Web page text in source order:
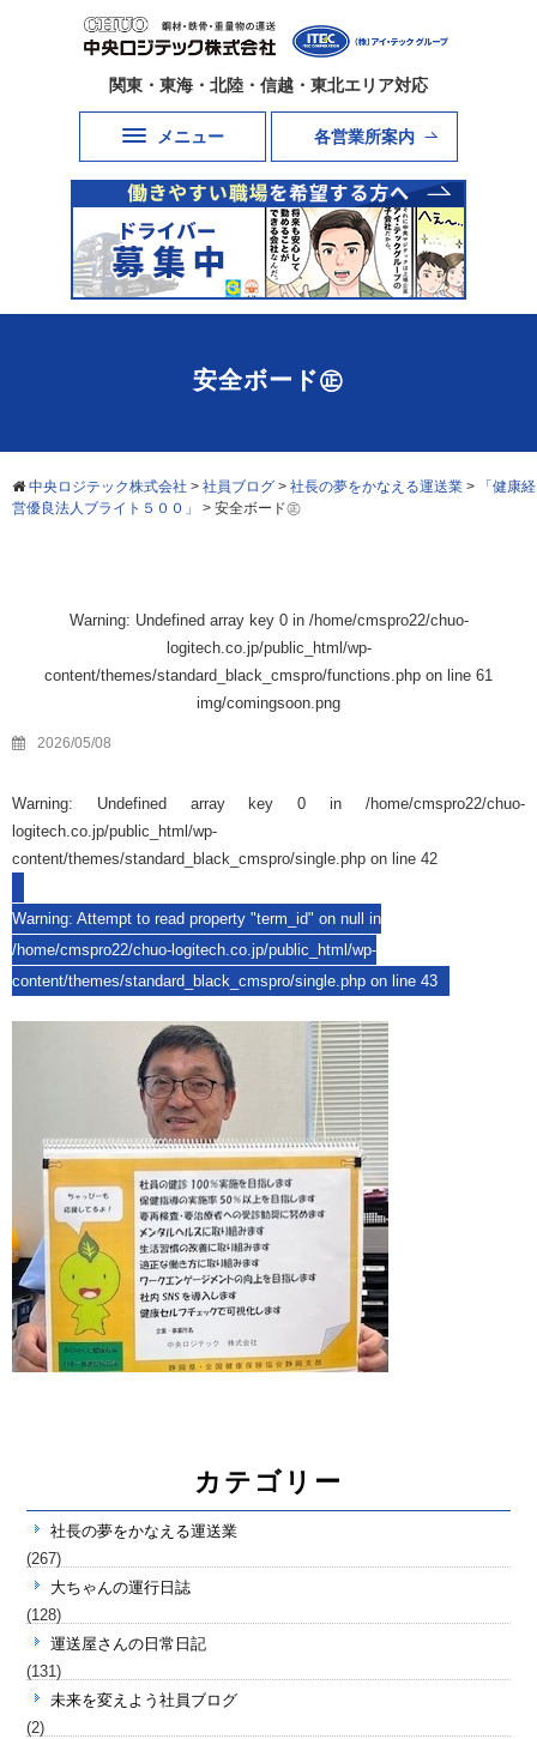
関東・東海・北陸・信越・東北エリア対応
メニュー 各営業所案内
安全ボード㊣
中央ロジテック株式会社 > 社員ブログ > 社長の夢をかなえる運送業 >
「健康経
営優良法人ブライト５００」
> 安全ボード㊣
Warning: Undefined array key 0 in /home/cmspro22/chuo-
logitech.co.jp/public_html/wp-
content/themes/standard_black_cmspro/functions.php on line 61
img/comingsoon.png
2026/05/08
Warning: Undefined array key 0 in /home/cmspro22/chuo-
logitech.co.jp/public_html/wp-
content/themes/standard_black_cmspro/single.php on line 42
Warning: Attempt to read property "term_id" on null in
/home/cmspro22/chuo-logitech.co.jp/public_html/wp-
content/themes/standard_black_cmspro/single.php on line 43
カテゴリー
社長の夢をかなえる運送業
(267)
大ちゃんの運行日誌
(128)
運送屋さんの日常日記
(131)
未来を変えよう社員ブログ
(2)